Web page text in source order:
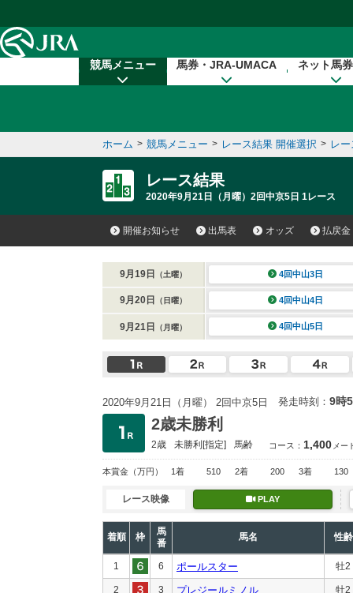
競馬メニュー 馬券・JRA-UMACA ネット馬
ホーム > 競馬メニュー > レース結果 開催選択 > レ
レース結果
2020年9月21日（月曜）2回中京5日 1レース
開催お知らせ 出馬表 オッズ 払戻金
9月19日 （土曜） 4回中山3日
9月20日 （日曜） 4回中山4日
9月21日 （月曜） 4回中山5日
2020年9月21日（月曜） 2回中京5日 発走時刻： 9時
2歳未勝利
2歳 未勝利[指定] 馬齢 コース： 1,400 メー
本賞金 （万円） 1着 510 2着 200 3着 130
レース映像 PLAY
着順 枠
馬
番
馬名 性齢
1 6 ポールスター 牡2
2 3 プレジールミノル 牡2